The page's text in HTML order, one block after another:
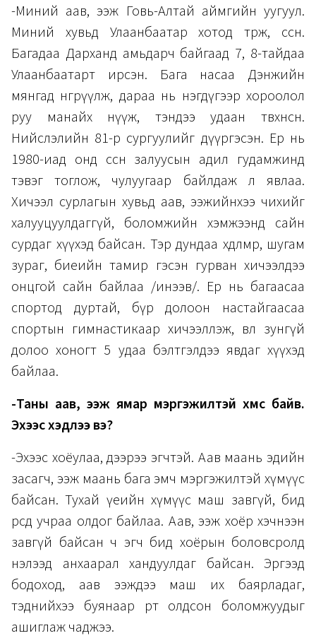
-Миний аав, ээж Говь-Алтай аймгийн уугуул.
Миний хувьд Улаанбаатар хотод төрж, өссөн.
Багадаа Дарханд амьдарч байгаад 7, 8-тайдаа
Улаанбаатарт ирсэн. Бага насаа Дэнжийн
мянгад өнгөрүүлж, дараа нь нэгдүгээр хороолол
руу манайх нүүж, тэндээ удаан төвхнөсөн.
Нийслэлийн 81-р сургуулийг дүүргэсэн. Ер нь
1980-иад онд өссөн залуусын адил гудамжинд
тэвэг тоглож, чулуугаар байлдаж л явлаа.
Хичээл сурлагын хувьд аав, ээжийнхээ чихийг
халууцуулдаггүй, боломжийн хэмжээнд сайн
сурдаг хүүхэд байсан. Тэр дундаа хөдөлмөр, шугам
зураг, биеийн тамир гэсэн гурван хичээлдээ
онцгой сайн байлаа /инээв/. Ер нь багаасаа
спортод дуртай, бүр долоон настайгаасаа
спортын гимнастикаар хичээллэж, өвөл зунгүй
долоо хоногт 5 удаа бэлтгэлдээ явдаг хүүхэд
байлаа.
-Таны аав, ээж ямар мэргэжилтэй хүмүүс байв.
Эхээс хэдүүлээ вэ?
-Эхээс хоёулаа, дээрээ эгчтэй. Аав маань эдийн
засагч, ээж маань бага эмч мэргэжилтэй хүмүүс
байсан. Тухай үеийн хүмүүс маш завгүй, бид
өөрсдөө учраа олдог байлаа. Аав, ээж хоёр хэчнээн
завгүй байсан ч эгч бид хоёрын боловсролд
нэлээд анхаарал хандуулдаг байсан. Эргээд
бодоход, аав ээждээ маш их баярладаг,
тэднийхээ буянаар өөртөө олдсон боломжуудыг
ашиглаж чаджээ.